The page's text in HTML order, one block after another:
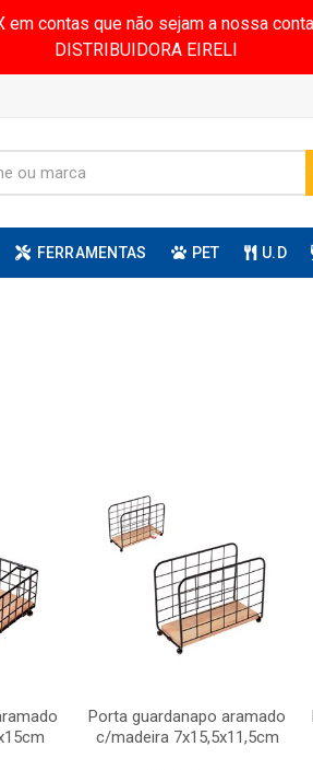
contas que não sejam a nossa
DISTRIBUIDORA EIRELI
FERRAMENTAS PET U.D
Porta guardanapo aramado
c/madeira 7x15,5x11,5cm